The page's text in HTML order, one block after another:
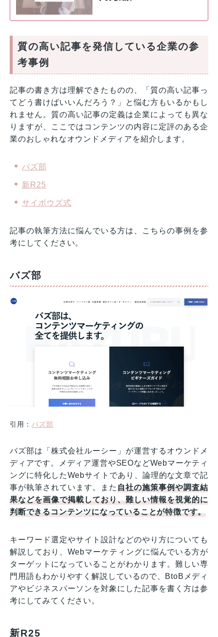
質の高い記事を発信している企業の参
考事例
記事の書き方は理解できたものの、「質の高い記事っ
てどう書けばいいんだろう？」と悩む方もいるかもし
れません。質の高い記事の定義は企業によっても異な
りますが、ここではコンテンツの内容に定評のある企
業のおしゃれなオウンドメディアを紹介します。
バズ部
新R25
サイボウズ式
記事の執筆方法に悩んでいる方は、こちらの事例を参
考にしてください。
バズ部
引用： バズ部
バズ部は「株式会社ルーシー」が運営するオウンドメ
ディアです。メディア運営やSEOなどWebマーケティ
ングに特化したWebサイトであり、論理的な文章で記
事が執筆されています。また自社の施策事例や調査結
果などを画像で掲載しており、難しい情報を視覚的に
判断できるコンテンツになっていることが特徴です。
キーワード選定やサイト設計などのやり方についても
解説しており、Webマーケティングに悩んでいる方が
ターゲットになっていることがわかります。難しい専
門用語もわかりやすく解説しているので、BtoBメディ
アやビジネスパーソンを対象にした記事を書く方は参
考にしてみてください。
新R25